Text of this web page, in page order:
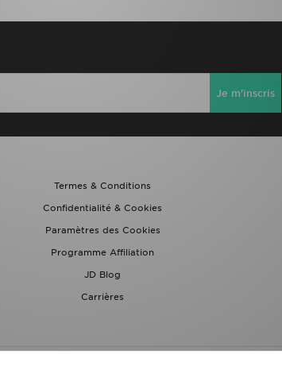
Je m'inscris
Termes & Conditions
Confidentialité & Cookies
Paramètres des Cookies
Programme Affiliation
JD Blog
Carrières